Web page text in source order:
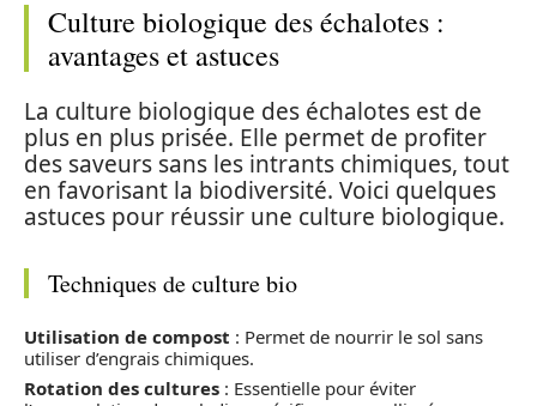
Culture biologique des échalotes :
avantages et astuces
La culture biologique des échalotes est de
plus en plus prisée. Elle permet de profiter
des saveurs sans les intrants chimiques, tout
en favorisant la biodiversité. Voici quelques
astuces pour réussir une culture biologique.
Techniques de culture bio
Utilisation de compost : Permet de nourrir le sol sans
utiliser d’engrais chimiques.
Rotation des cultures : Essentielle pour éviter